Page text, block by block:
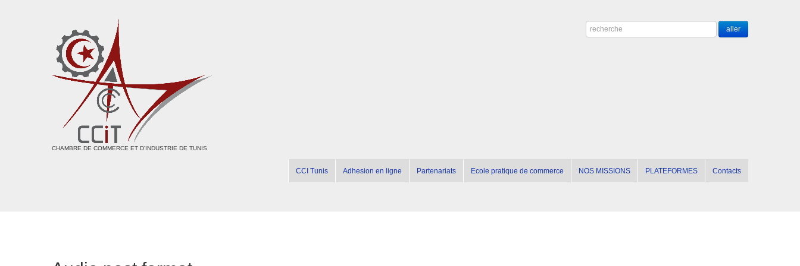
CHAMBRE DE COMMERCE ET D'INDUSTRIE DE TUNIS
CCI Tunis Adhesion en ligne Partenariats Ecole pratique de commerce NOS MISSIONS PLATEFORMES Contacts